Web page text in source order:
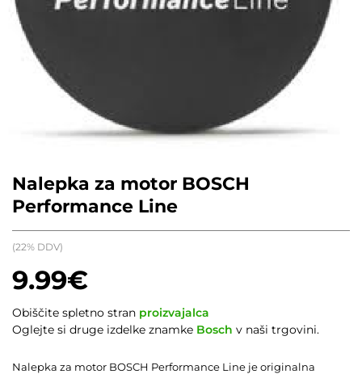
Nalepka za motor BOSCH
Performance Line
9.99€
(22% DDV)
Nalepka za motor BOSCH Performance Line je originalna
Obiščite spletno stran proizvajalca
Oglejte si druge izdelke znamke Bosch v naši trgovini.